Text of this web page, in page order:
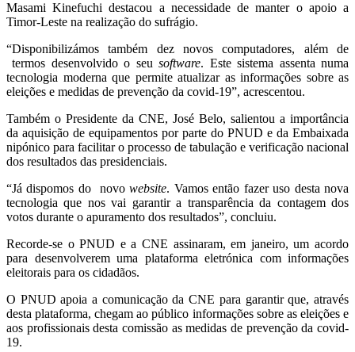
Masami Kinefuchi destacou a necessidade de manter o apoio a
Timor-Leste na realização do sufrágio.
“Disponibilizámos também dez novos computadores, além de
termos desenvolvido o seusoftware. Este sistema assenta numa
tecnologia moderna que permite atualizar as informações sobre as
eleições e medidas de prevenção da covid-19”, acrescentou.
Também o Presidente da CNE, José Belo, salientou a importância
da aquisição de equipamentos por parte do PNUD e da Embaixada
nipónico para facilitar o processo de tabulação e verificação nacional
dos resultados das presidenciais.
“Já dispomos do novowebsite. Vamos então fazer uso desta nova
tecnologia que nos vai garantir a transparência da contagem dos
votos durante o apuramento dos resultados”, concluiu.
Recorde-se o PNUD e a CNE assinaram, em janeiro, um acordo
para desenvolverem uma plataforma eletrónica com informações
eleitorais para os cidadãos.
O PNUD apoia a comunicação da CNE para garantir que, através
desta plataforma, chegam ao público informações sobre as eleições e
aos profissionais desta comissão as medidas de prevenção da covid-
19.